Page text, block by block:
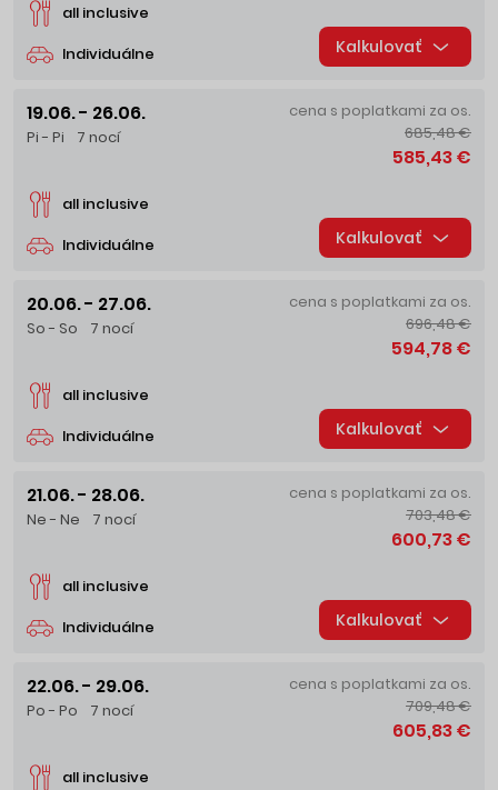
Individuálne
all inclusive
Kalkulovať
19.06. - 26.06.
Pi - Pi 7 nocí
Individuálne
all inclusive
cena s poplatkami za os.
685,48 €
585,43 €
Kalkulovať
20.06. - 27.06.
So - So 7 nocí
Individuálne
all inclusive
cena s poplatkami za os.
696,48 €
594,78 €
Kalkulovať
21.06. - 28.06.
Ne - Ne 7 nocí
Individuálne
all inclusive
cena s poplatkami za os.
703,48 €
600,73 €
Kalkulovať
22.06. - 29.06.
Po - Po 7 nocí
all inclusive
cena s poplatkami za os.
709,48 €
605,83 €